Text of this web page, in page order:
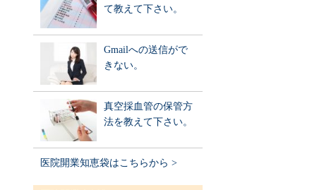
て教えて下さい。
Gmailへの送信がで
きない。
真空採血管の保管方
法を教えて下さい。
医院開業知恵袋はこちらから >